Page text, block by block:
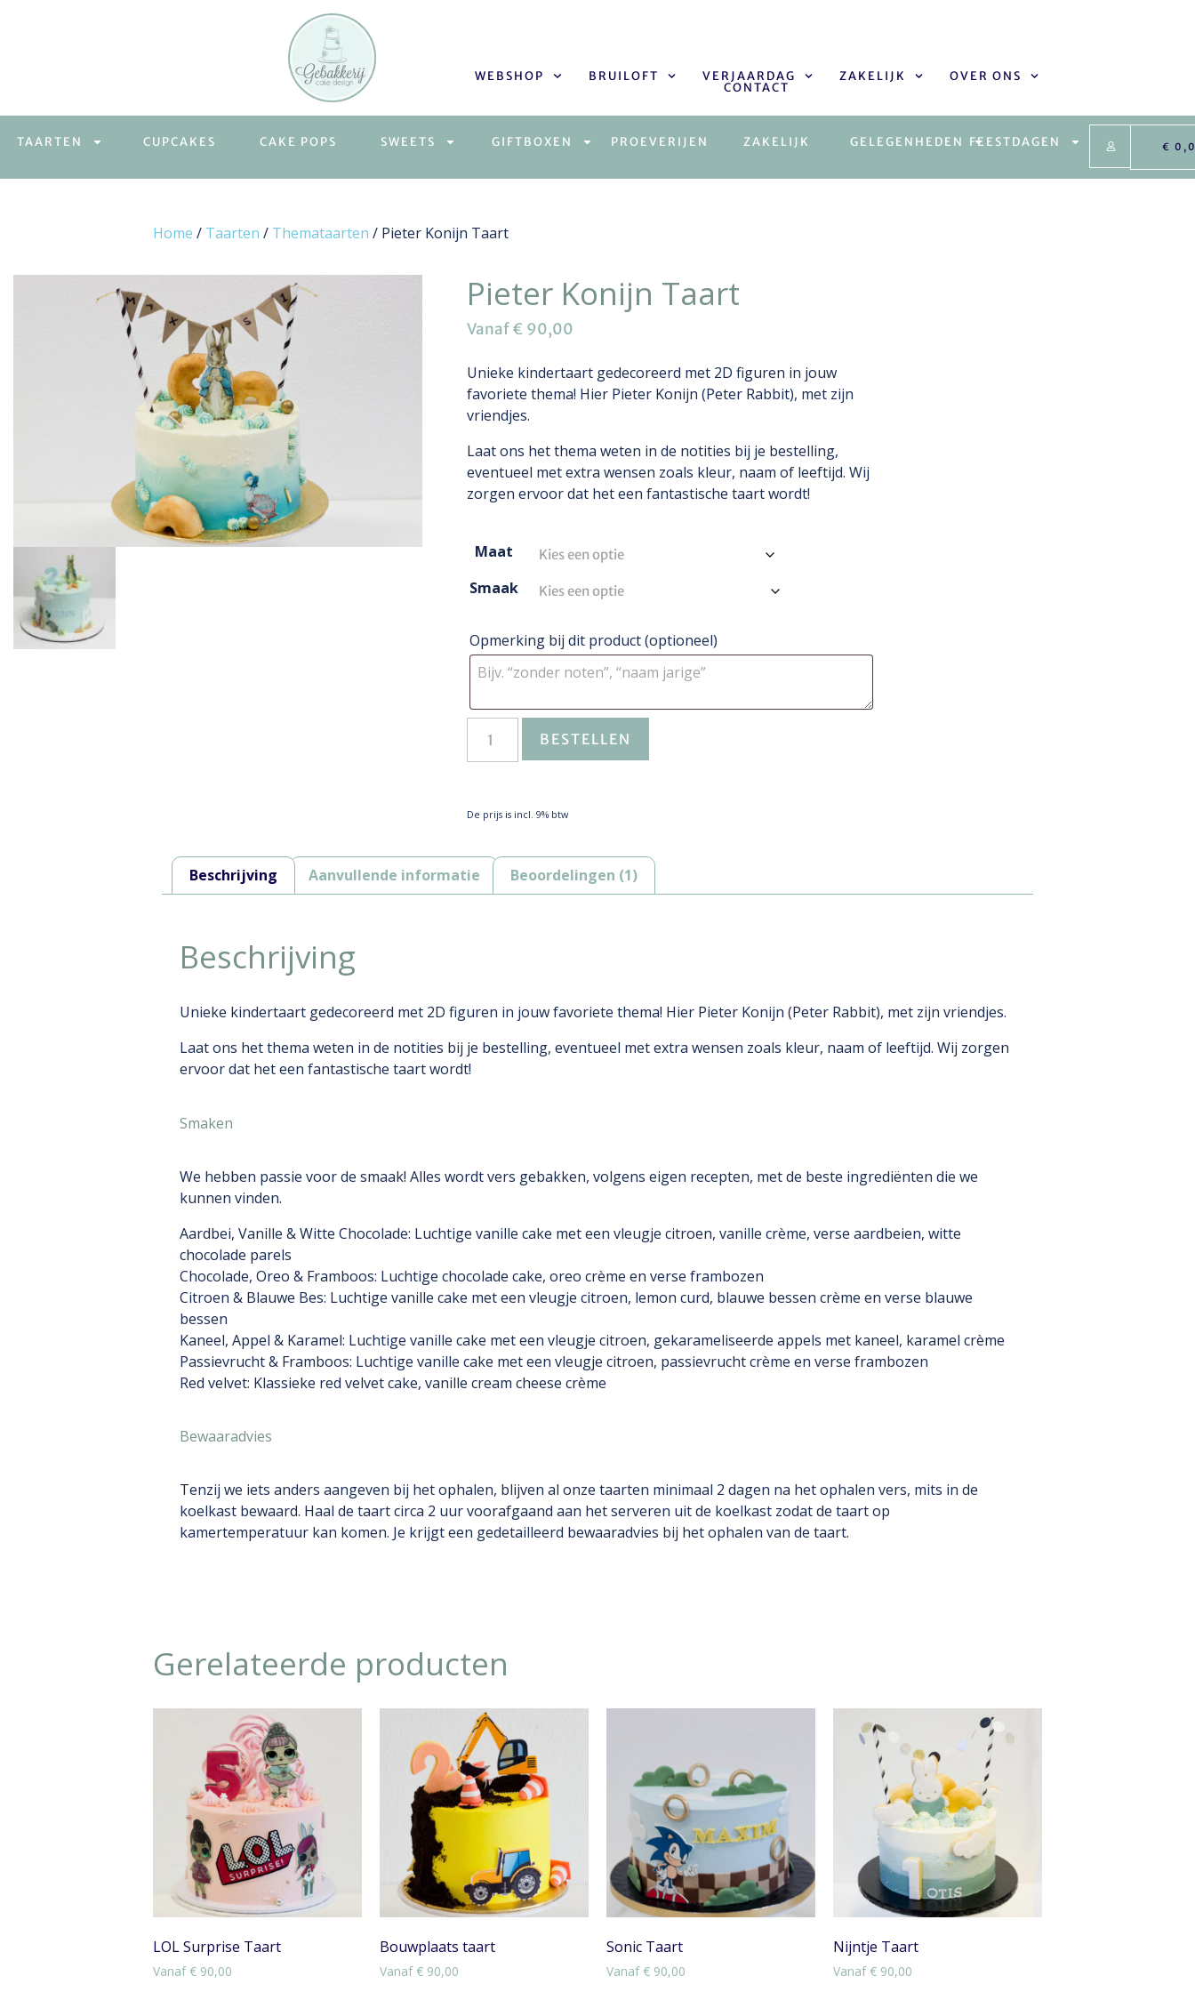
WEBSHOP BRUILOFT VERJAARDAG ZAKELIJK OVER ONS
CONTACT
TAARTEN CUPCAKES CAKE POPS SWEETS GIFTBOXEN PROEVERIJEN ZAKELIJK GELEGENHEDEN FEESTDAGEN €
Home / Taarten / Themataarten / Pieter Konijn Taart
Pieter Konijn Taart
Vanaf€ 90,00
Unieke kindertaart gedecoreerd met 2D figuren in jouw
favoriete thema! Hier Pieter Konijn (Peter Rabbit), met zijn
vriendjes.
Laat ons het thema weten in de notities bij je bestelling,
eventueel met extra wensen zoals kleur, naam of leeftijd. Wij
zorgen ervoor dat het een fantastische taart wordt!
Maat
Smaak
Opmerking bij dit product(optioneel)
BESTELLEN
De prijs is incl. 9% btw
Beschrijving Aanvullende informatie Beoordelingen (1)
Beschrijving
Unieke kindertaart gedecoreerd met 2D figuren in jouw favoriete thema! Hier Pieter Konijn (Peter Rabbit), met zijn vriendjes.
Laat ons het thema weten in de notities bij je bestelling, eventueel met extra wensen zoals kleur, naam of leeftijd. Wij zorgen
ervoor dat het een fantastische taart wordt!
Smaken
We hebben passie voor de smaak! Alles wordt vers gebakken, volgens eigen recepten, met de beste ingrediënten die we
kunnen vinden.
Aardbei, Vanille & Witte Chocolade: Luchtige vanille cake met een vleugje citroen, vanille crème, verse aardbeien, witte
chocolade parels
Chocolade, Oreo & Framboos: Luchtige chocolade cake, oreo crème en verse frambozen
Citroen & Blauwe Bes: Luchtige vanille cake met een vleugje citroen, lemon curd, blauwe bessen crème en verse blauwe
bessen
Kaneel, Appel & Karamel: Luchtige vanille cake met een vleugje citroen, gekarameliseerde appels met kaneel, karamel crème
Passievrucht & Framboos: Luchtige vanille cake met een vleugje citroen, passievrucht crème en verse frambozen
Red velvet: Klassieke red velvet cake, vanille cream cheese crème
Bewaaradvies
Tenzij we iets anders aangeven bij het ophalen, blijven al onze taarten minimaal 2 dagen na het ophalen vers, mits in de
koelkast bewaard. Haal de taart circa 2 uur voorafgaand aan het serveren uit de koelkast zodat de taart op
kamertemperatuur kan komen. Je krijgt een gedetailleerd bewaaradvies bij het ophalen van de taart.
Gerelateerde producten
LOL Surprise Taart
Vanaf € 90,00
Bouwplaats taart
Vanaf € 90,00
Sonic Taart
Vanaf € 90,00
Nijntje Taart
Vanaf € 90,00